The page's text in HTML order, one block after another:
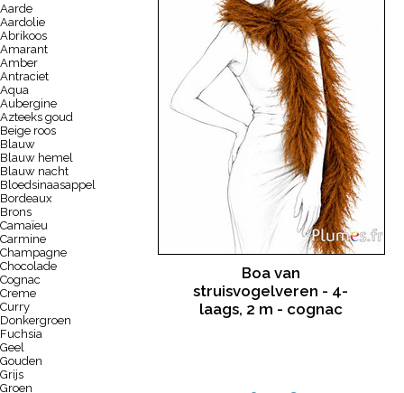
Aarde
Aardolie
Abrikoos
Amarant
Amber
Antraciet
Aqua
Aubergine
Azteeks goud
Beige roos
Blauw
Blauw hemel
Blauw nacht
Bloedsinaasappel
Bordeaux
Brons
Camaïeu
Carmine
Champagne
Chocolade
Cognac
Creme
Curry
Donkergroen
Fuchsia
Geel
Gouden
Grijs
Groen
Boa van
struisvogelveren - 4-
laags, 2 m - cognac